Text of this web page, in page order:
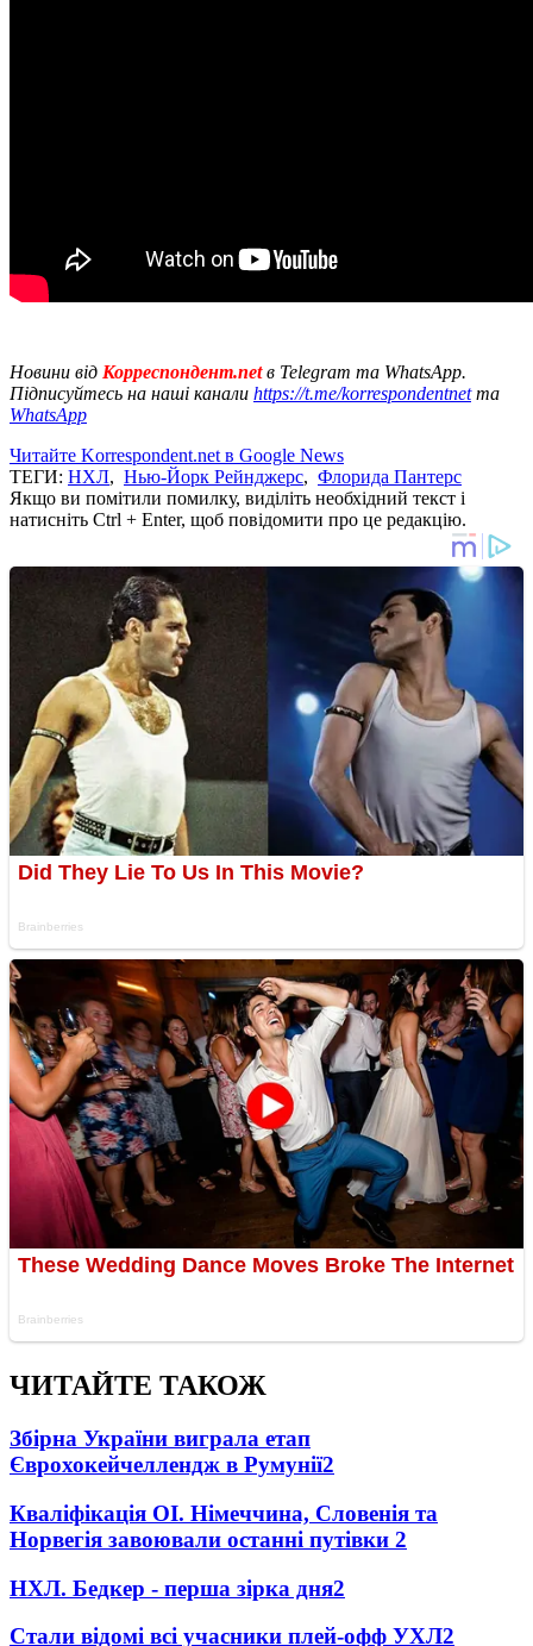
Новини від Корреспондент.netв Telegram та WhatsApp.
Підписуйтесь на наші канали https://t.me/korrespondentnetта
WhatsApp
Читайте Korrespondent.net в Google News
ТЕГИ: НХЛ, Нью-Йорк Рейнджерс, Флорида Пантерс
Якщо ви помітили помилку, виділіть необхідний текст і
натисніть Ctrl + Enter, щоб повідомити про це редакцію.
ЧИТАЙТЕ ТАКОЖ
Збірна України виграла етап
Єврохокейчеллендж в Румунії2
Кваліфікація ОІ. Німеччина, Словенія та
Норвегія завоювали останні путівки 2
НХЛ. Бедкер - перша зірка дня2
Стали відомі всі учасники плей-офф УХЛ2